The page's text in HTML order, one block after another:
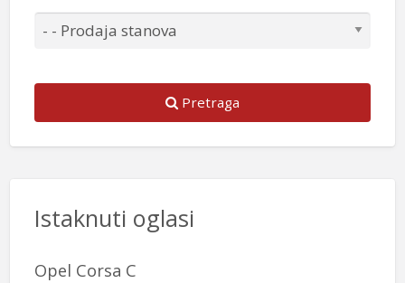
Pretraga
Istaknuti oglasi
Opel Corsa C